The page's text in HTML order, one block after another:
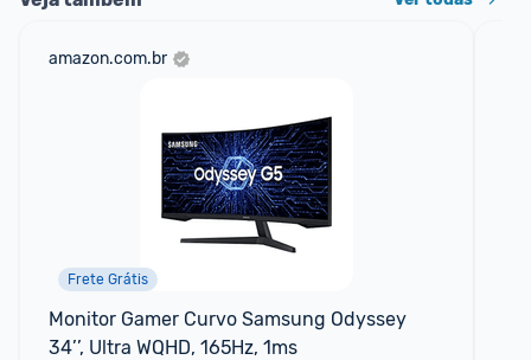
amazon.com.br
Frete Grátis
Monitor Gamer Curvo Samsung Odyssey
34’’, Ultra WQHD, 165Hz, 1ms